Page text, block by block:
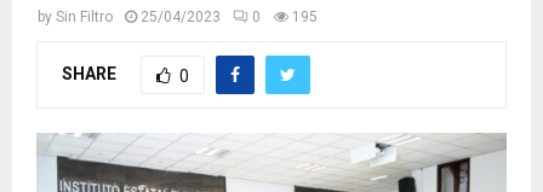
by Sin Filtro 25/04/2023 0 195
SHARE 0